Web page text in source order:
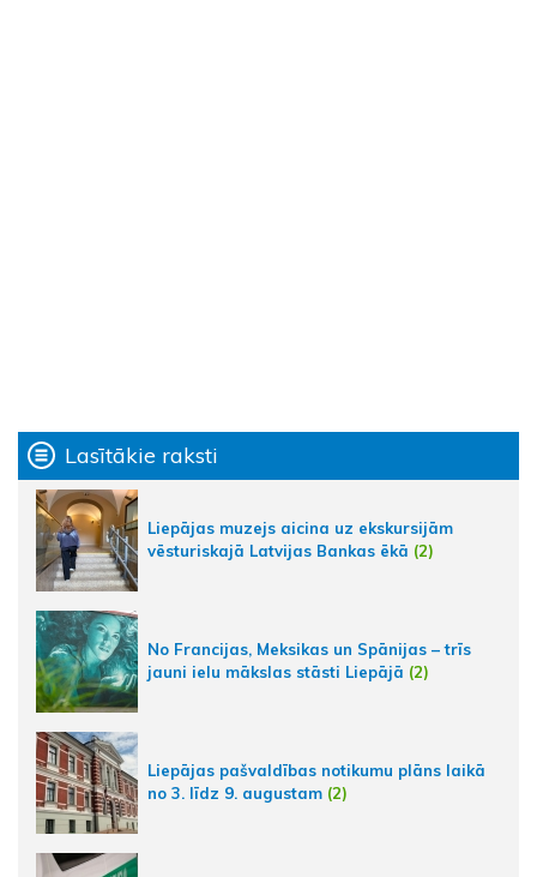
Lasītākie raksti
Liepājas muzejs aicina uz ekskursijām
vēsturiskajā Latvijas Bankas ēkā (2)
No Francijas, Meksikas un Spānijas – trīs
jauni ielu mākslas stāsti Liepājā (2)
Liepājas pašvaldības notikumu plāns laikā
no 3. līdz 9. augustam (2)